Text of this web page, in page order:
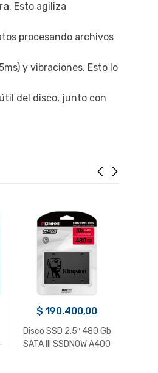
. Esto agiliza
procesando archivos
y vibraciones. Esto lo
del disco, junto con
$ 190.400,00
Disco SSD 2.5″ 480 Gb
SATA III SSDNOW A400